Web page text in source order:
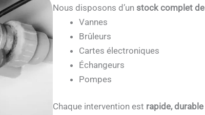
Nous disposons d’un stock complet
Vannes
Brûleurs
Cartes électroniques
Échangeurs
Pompes
Chaque intervention est rapide,